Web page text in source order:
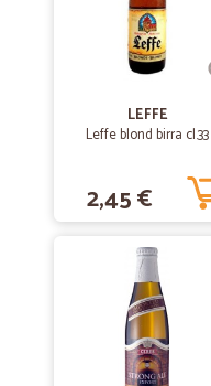
—
Ottimo mi sono trovato
Ottimo mi sono trovato
veramente
Ok i prodotti. Molto contenta
consegna (come spesso capita
LEFFE
Leffe blond birra cl.33
2,45 €